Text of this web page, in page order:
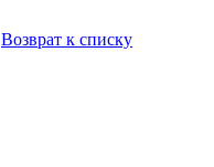
Возврат к списку